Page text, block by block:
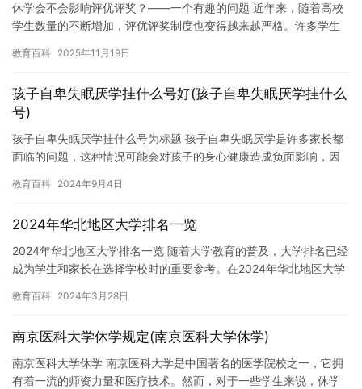
休学会不会影响评优评奖？——一个有趣的问题 近年来，随着高校
学生数量的不断增加，评优评奖制度也变得越来越严格。许多学生
料和…
教育百科 2025年11月19日
孩子自卑失眠厌学挂什么号好(孩子自卑失眠厌学挂什么
号)
孩子自卑失眠厌学挂什么号为标题 孩子自卑失眠厌学是许多家长都
面临的问题，这种情况可能会对孩子的身心健康造成负面影响，因
该挂…
教育百科 2024年9月4日
2024年华北地区大学排名一览
2024年华北地区大学排名一览 随着大学教育的普及，大学排名已经
成为学生和家长在选择学校时的重要参考。在2024年华北地区大学
教育百科 2024年3月28日
南京医科大学休学规定(南京医科大学休学)
南京医科大学休学 南京医科大学是中国著名的医学院校之一，它拥
有着一流的师资力量和医疗技术。然而，对于一些学生来说，休学